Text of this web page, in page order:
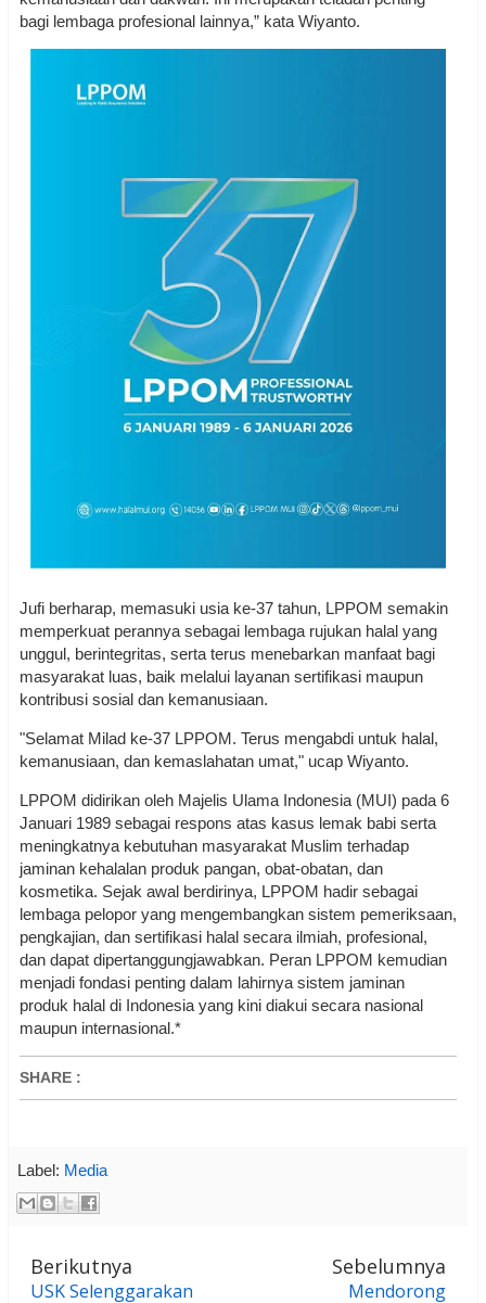
bagi lembaga profesional lainnya,” kata Wiyanto.
Jufi berharap, memasuki usia ke-37 tahun, LPPOM semakin
memperkuat perannya sebagai lembaga rujukan halal yang
unggul, berintegritas, serta terus menebarkan manfaat bagi
masyarakat luas, baik melalui layanan sertifikasi maupun
kontribusi sosial dan kemanusiaan.
"Selamat Milad ke-37 LPPOM. Terus mengabdi untuk halal,
kemanusiaan, dan kemaslahatan umat," ucap Wiyanto.
LPPOM didirikan oleh Majelis Ulama Indonesia (MUI) pada 6
Januari 1989 sebagai respons atas kasus lemak babi serta
meningkatnya kebutuhan masyarakat Muslim terhadap
jaminan kehalalan produk pangan, obat-obatan, dan
kosmetika. Sejak awal berdirinya, LPPOM hadir sebagai
lembaga pelopor yang mengembangkan sistem pemeriksaan,
pengkajian, dan sertifikasi halal secara ilmiah, profesional,
dan dapat dipertanggungjawabkan. Peran LPPOM kemudian
menjadi fondasi penting dalam lahirnya sistem jaminan
produk halal di Indonesia yang kini diakui secara nasional
maupun internasional.*
SHARE :
Label: Media
Berikutnya
USK Selenggarakan
Sebelumnya
Mendorong